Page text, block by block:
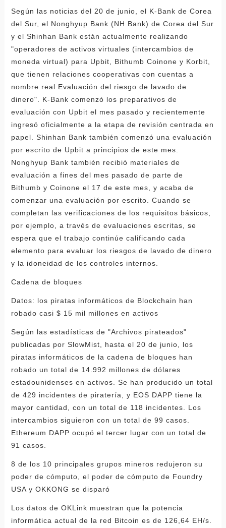
Según las noticias del 20 de junio, el K-Bank de Corea
del Sur, el Nonghyup Bank (NH Bank) de Corea del Sur
y el Shinhan Bank están actualmente realizando
"operadores de activos virtuales (intercambios de
moneda virtual) para Upbit, Bithumb Coinone y Korbit,
que tienen relaciones cooperativas con cuentas a
nombre real Evaluación del riesgo de lavado de
dinero". K-Bank comenzó los preparativos de
evaluación con Upbit el mes pasado y recientemente
ingresó oficialmente a la etapa de revisión centrada en
papel. Shinhan Bank también comenzó una evaluación
por escrito de Upbit a principios de este mes.
Nonghyup Bank también recibió materiales de
evaluación a fines del mes pasado de parte de
Bithumb y Coinone el 17 de este mes, y acaba de
comenzar una evaluación por escrito. Cuando se
completan las verificaciones de los requisitos básicos,
por ejemplo, a través de evaluaciones escritas, se
espera que el trabajo continúe calificando cada
elemento para evaluar los riesgos de lavado de dinero
y la idoneidad de los controles internos.
Cadena de bloques
Datos: los piratas informáticos de Blockchain han
robado casi $ 15 mil millones en activos
Según las estadísticas de "Archivos pirateados"
publicadas por SlowMist, hasta el 20 de junio, los
piratas informáticos de la cadena de bloques han
robado un total de 14.992 millones de dólares
estadounidenses en activos. Se han producido un total
de 429 incidentes de piratería, y EOS DAPP tiene la
mayor cantidad, con un total de 118 incidentes. Los
intercambios siguieron con un total de 99 casos.
Ethereum DAPP ocupó el tercer lugar con un total de
91 casos.
8 de los 10 principales grupos mineros redujeron su
poder de cómputo, el poder de cómputo de Foundry
USA y OKKONG se disparó
Los datos de OKLink muestran que la potencia
informática actual de la red Bitcoin es de 126,64 EH/s.